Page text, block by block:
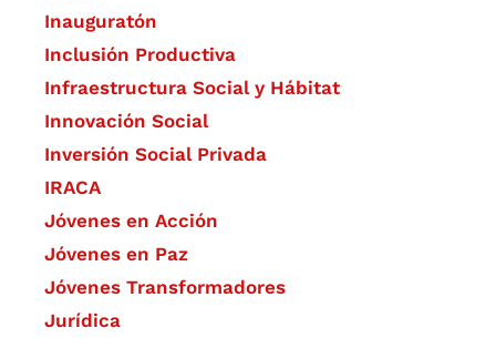
Inauguratón
Inclusión Productiva
Infraestructura Social y Hábitat
​Innovación Social
Inversión Social Privada
IRACA
Jóvenes en Acción
Jóvenes en Paz
Jóvenes Transformadores
Jurídica